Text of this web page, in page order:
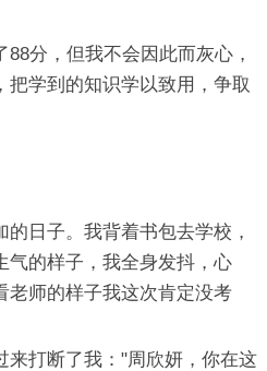
分，但我不会因此而灰心，
把学到的知识学以致用，争取
日子。我背着书包去学校，
气的样子，我全身发抖，心
老师的样子我这次肯定没考
打断了我："周欣妍，你在这